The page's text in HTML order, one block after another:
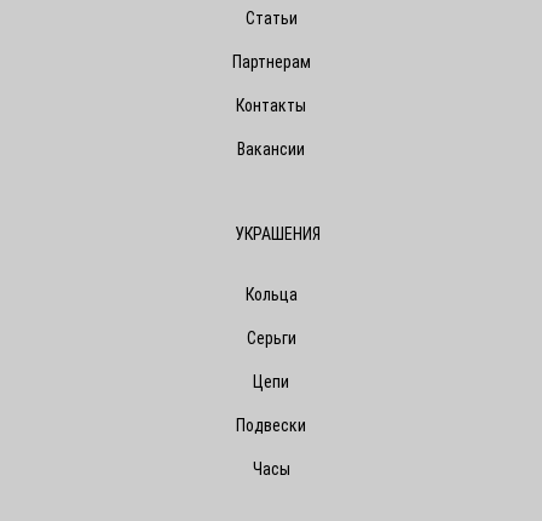
Статьи
Партнерам
Контакты
Вакансии
УКРАШЕНИЯ
Кольца
Серьги
Цепи
Подвески
Часы